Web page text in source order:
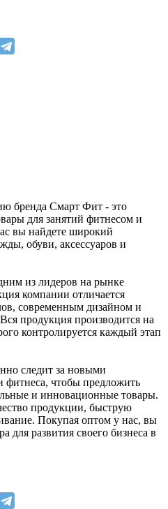
бренда Смарт Фит - это
для занятий фитнесом и
вы найдете широкий
обуви, аксессуаров и
из лидеров на рынке
компании отличается
современным дизайном и
продукция производится на
контролируется каждый этап
следит за новыми
фитнеса, чтобы предложить
и инновационные товары.
продукции, быструю
Покупая оптом у нас, вы
для развития своего бизнеса в